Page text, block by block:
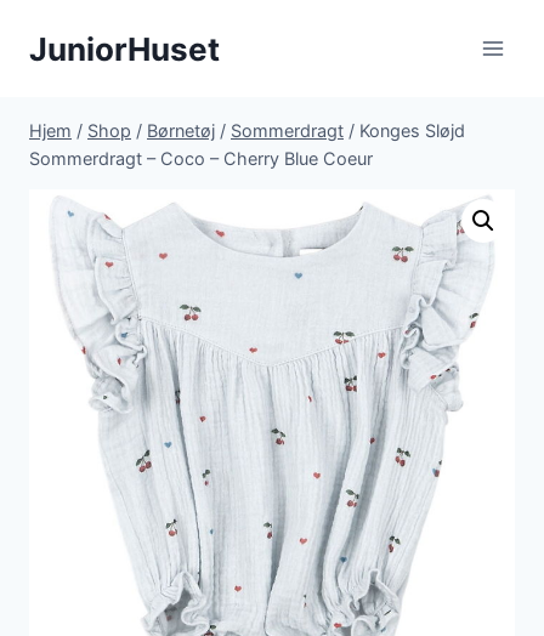
JuniorHuset
Hjem / Shop / Børnetøj / Sommerdragt / Konges Sløjd
Sommerdragt – Coco – Cherry Blue Coeur